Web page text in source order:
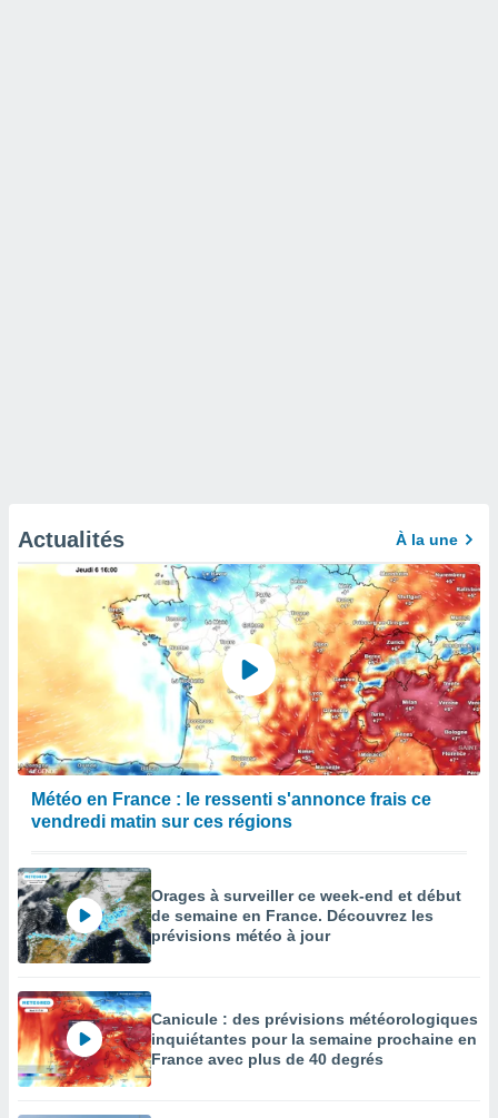
Actualités À la une
Météo en France : le ressenti s'annonce frais ce
vendredi matin sur ces régions
Orages à surveiller ce week-end et début
de semaine en France. Découvrez les
prévisions météo à jour
Canicule : des prévisions météorologiques
inquiétantes pour la semaine prochaine en
France avec plus de 40 degrés